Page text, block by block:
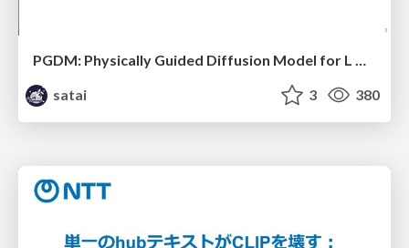
PGDM: Physically Guided Diffusion Model for L Downscaling
satai
3 380